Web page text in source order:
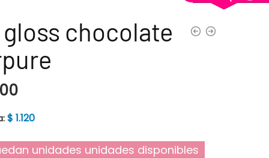
chocolate
$ 1.120
unidades unidades disponibles